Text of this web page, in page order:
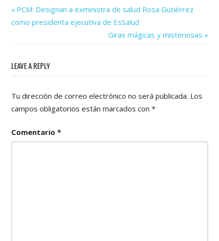
Navegación
Previous
Post:
PCM: Designan a exministra de salud Rosa Gutiérrez
como presidenta ejecutiva de EsSalud
Next
Giras mágicas y misteriosas
LEAVE A REPLY
Tu dirección de correo electrónico no será publicada. Los
campos obligatorios están marcados con *
Comentario *